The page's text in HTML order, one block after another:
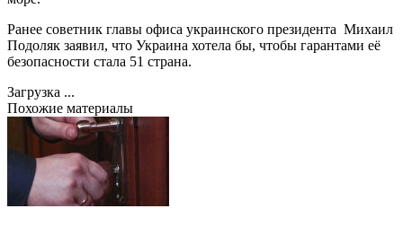
Ранее советник главы офиса украинского президента Михаил
Подоляк заявил, что Украина хотела бы, чтобы гарантами её
безопасности стала 51 страна.
Загрузка ...
Похожие материалы